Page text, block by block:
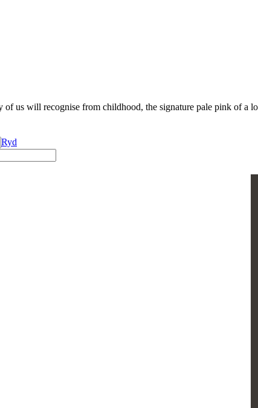
of us will recognise from childhood, the signature pale pink of a
Ryd